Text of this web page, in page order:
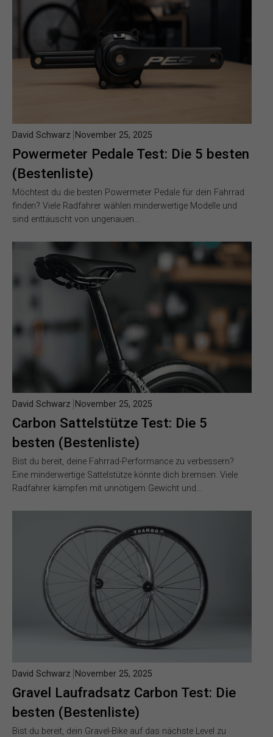
Powermeter Pedale Test: Die 5 besten
(Bestenliste)
David Schwarz November 25, 2025
Möchtest du die besten Powermeter Pedale für dein Fahrrad
finden? Viele Radfahrer wählen minderwertige Modelle und
sind enttäuscht von ungenauen…
Carbon Sattelstütze Test: Die 5
besten (Bestenliste)
David Schwarz November 25, 2025
Bist du bereit, deine Fahrrad-Performance zu verbessern?
Eine minderwertige Sattelstütze könnte dich bremsen. Viele
Radfahrer kämpfen mit unnötigem Gewicht und…
Gravel Laufradsatz Carbon Test: Die
besten (Bestenliste)
David Schwarz November 25, 2025
Bist du bereit, dein Gravel-Bike auf das nächste Level zu